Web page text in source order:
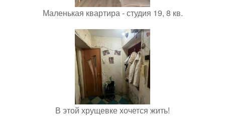
Маленькая квартира - студия 19, 8 кв.
В этой хрущевке хочется жить!